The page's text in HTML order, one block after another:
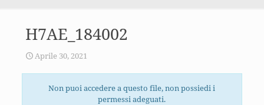
H7AE_184002
Aprile 30, 2021
Non puoi accedere a questo file, non possiedi i
permessi adeguati.